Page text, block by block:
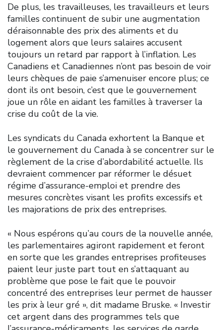
De plus, les travailleuses, les travailleurs et leurs
familles continuent de subir une augmentation
déraisonnable des prix des aliments et du
logement alors que leurs salaires accusent
toujours un retard par rapport à l’inflation. Les
Canadiens et Canadiennes n’ont pas besoin de voir
leurs chèques de paie s’amenuiser encore plus; ce
dont ils ont besoin, c’est que le gouvernement
joue un rôle en aidant les familles à traverser la
crise du coût de la vie.
Les syndicats du Canada exhortent la Banque et
le gouvernement du Canada à se concentrer sur le
règlement de la crise d’abordabilité actuelle. Ils
devraient commencer par réformer le désuet
régime d’assurance-emploi et prendre des
mesures concrètes visant les profits excessifs et
les majorations de prix des entreprises.
« Nous espérons qu’au cours de la nouvelle année,
les parlementaires agiront rapidement et feront
en sorte que les grandes entreprises profiteuses
paient leur juste part tout en s’attaquant au
problème que pose le fait que le pouvoir
concentré des entreprises leur permet de hausser
les prix à leur gré », dit madame Bruske. « Investir
cet argent dans des programmes tels que